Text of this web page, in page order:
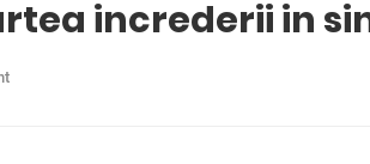
increderii in